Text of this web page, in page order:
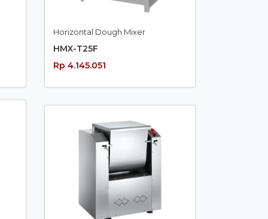
Horizontal Dough Mixer
HMX-T25F
Rp 4.145.051